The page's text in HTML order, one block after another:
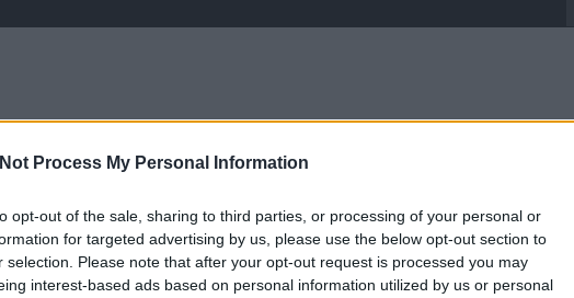
Process My Personal Information
opt-out of the sale, sharing to third parties, or processing of your personal or
for targeted advertising by us, please use the below opt-out section to
selection. Please note that after your opt-out request is processed you may
interest-based ads based on personal information utilized by us or personal